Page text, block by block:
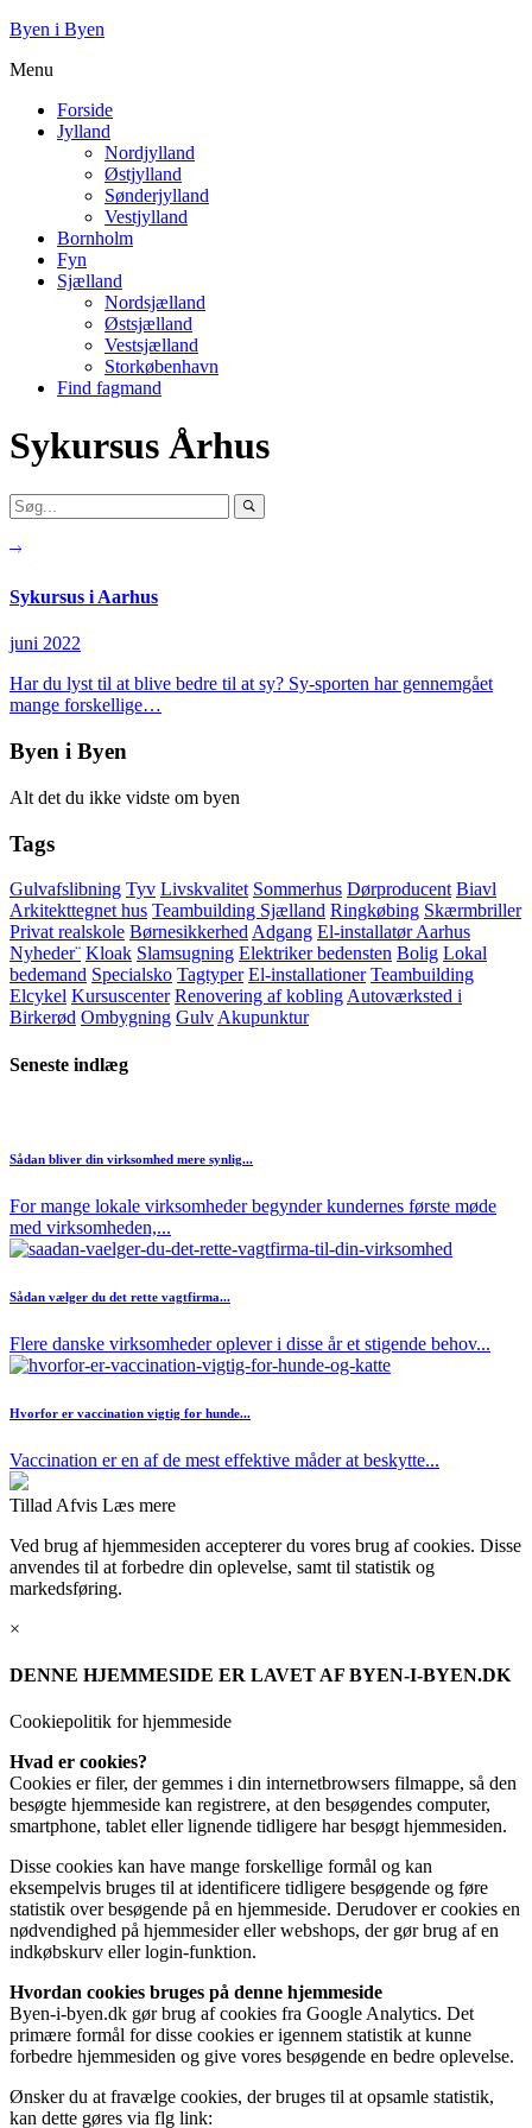
Byen i Byen
Menu
Forside
Jylland
Nordjylland
Østjylland
Sønderjylland
Vestjylland
Bornholm
Fyn
Sjælland
Nordsjælland
Østsjælland
Vestsjælland
Storkøbenhavn
Find fagmand
Sykursus Århus
Sykursus i Aarhus
juni 2022
Har du lyst til at blive bedre til at sy? Sy-sporten har gennemgået
mange forskellige…
Byen i Byen
Alt det du ikke vidste om byen
Tags
Gulvafslibning Tyv Livskvalitet Sommerhus Dørproducent Biavl
Arkitekttegnet hus Teambuilding Sjælland Ringkøbing Skærmbriller
Privat realskole Børnesikkerhed Adgang El-installatør Aarhus
Nyheder¨ Kloak Slamsugning Elektriker bedensten Bolig Lokal
bedemand Specialsko Tagtyper El-installationer Teambuilding
Elcykel Kursuscenter Renovering af kobling Autoværksted i
Birkerød Ombygning Gulv Akupunktur
Seneste indlæg
Sådan bliver din virksomhed mere synlig...
For mange lokale virksomheder begynder kundernes første møde
med virksomheden,...
Sådan vælger du det rette vagtfirma...
Flere danske virksomheder oplever i disse år et stigende behov...
Hvorfor er vaccination vigtig for hunde...
Vaccination er en af de mest effektive måder at beskytte...
Tillad Afvis Læs mere
Ved brug af hjemmesiden accepterer du vores brug af cookies. Disse
anvendes til at forbedre din oplevelse, samt til statistik og
markedsføring.
×
DENNE HJEMMESIDE ER LAVET AF BYEN-I-BYEN.DK
Cookiepolitik for hjemmeside
Hvad er cookies?
Cookies er filer, der gemmes i din internetbrowsers filmappe, så den
besøgte hjemmeside kan registrere, at den besøgendes computer,
smartphone, tablet eller lignende tidligere har besøgt hjemmesiden.
Disse cookies kan have mange forskellige formål og kan
eksempelvis bruges til at identificere tidligere besøgende og føre
statistik over besøgende på en hjemmeside. Derudover er cookies en
nødvendighed på hjemmesider eller webshops, der gør brug af en
indkøbskurv eller login-funktion.
Hvordan cookies bruges på denne hjemmeside
Byen-i-byen.dk gør brug af cookies fra Google Analytics. Det
primære formål for disse cookies er igennem statistik at kunne
forbedre hjemmesiden og give vores besøgende en bedre oplevelse.
Ønsker du at fravælge cookies, der bruges til at opsamle statistik,
kan dette gøres via flg link: